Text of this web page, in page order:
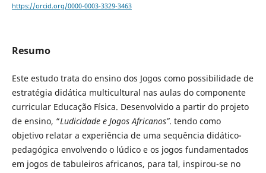
https://orcid.org/0000-0003-3329-3463
Resumo
Este estudo trata do ensino dos Jogos como possibilidade de
estratégia didática multicultural nas aulas do componente
curricular Educação Física. Desenvolvido a partir do projeto
de ensino, “Ludicidade e Jogos Africanos”. tendo como
objetivo relatar a experiência de uma sequência didático-
pedagógica envolvendo o lúdico e os jogos fundamentados
em jogos de tabuleiros africanos, para tal, inspirou-se no